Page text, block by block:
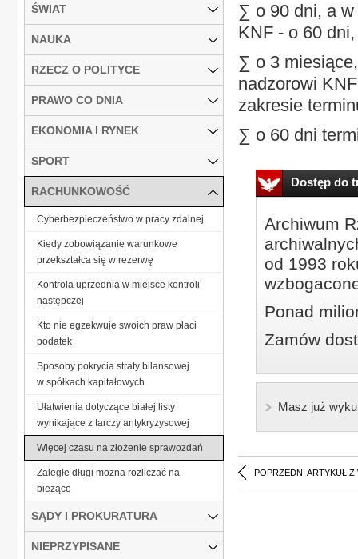
∑ o 90 dni, a
KNF - o 60
∑ o 3
nadzorowi
zakresie
∑ o 60 dni
Dostęp do
Archiwum
od 1993
Ponad
Zamów
Masz już
POPRZEDNI ARTYKUŁ Z
ŚWIAT
NAUKA
RZECZ O POLITYCE
PRAWO CO DNIA
EKONOMIA I RYNEK
SPORT
RACHUNKOWOŚĆ
Cyberbezpieczeństwo w pracy zdalnej
Kiedy zobowiązanie warunkowe
przekształca się w rezerwę
Kontrola uprzednia w miejsce kontroli
następczej
Kto nie egzekwuje swoich praw płaci
podatek
Sposoby pokrycia straty bilansowej
w spółkach kapitałowych
Ułatwienia dotyczące białej listy
wynikające z tarczy antykryzysowej
Więcej czasu na złożenie sprawozdań
Zaległe długi można rozliczać na
bieżąco
SĄDY I PROKURATURA
NIEPRZYPISANE